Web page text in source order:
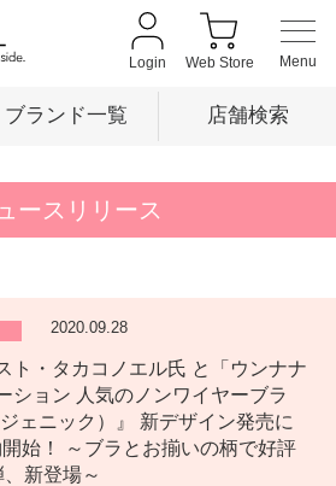
Login Web Store
ブランド一覧 店舗検索
ースリリース
2020.09.28
ト・タカコノエル氏 と「ウンナナ
ション 人気のノンワイヤーブラ
ェニック）』 新デザイン発売に
始！ ～ブラとお揃いの柄で好評
新登場～